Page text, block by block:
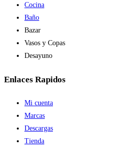
Cocina
Baño
Bazar
Vasos y Copas
Desayuno
Enlaces Rapidos
Mi cuenta
Marcas
Descargas
Tienda